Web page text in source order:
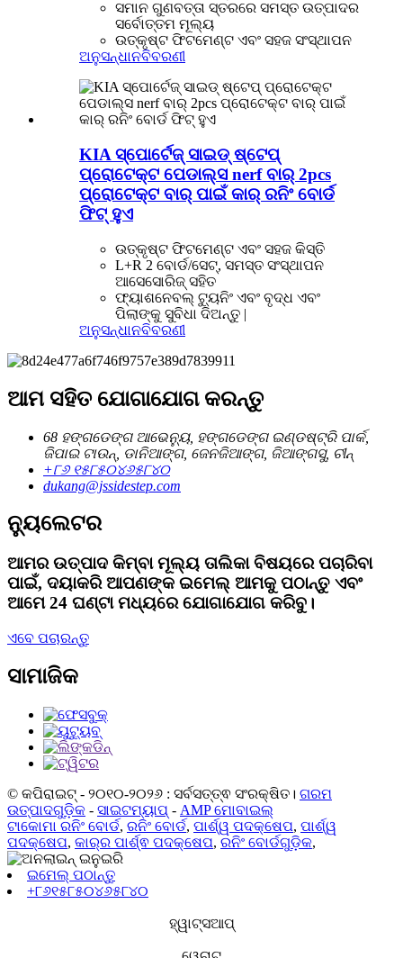
ସମାନ ଗୁଣବତ୍ତା ସ୍ତରରେ ସମସ୍ତ ଉତ୍ପାଦର
ସର୍ବୋତ୍ତମ ମୂଲ୍ୟ
ଉତ୍କୃଷ୍ଟ ଫିଟମେଣ୍ଟ ଏବଂ ସହଜ ସଂସ୍ଥାପନ
ଅନୁସନ୍ଧାନବିବରଣୀ
KIA ସ୍ପୋର୍ଟେଜ୍ ସାଇଡ୍ ଷ୍ଟେପ୍
ପ୍ରୋଟେକ୍ଟ ପେଡାଲ୍ସ nerf ବାର୍ 2pcs
ପ୍ରୋଟେକ୍ଟ ବାର୍ ପାଇଁ କାର୍ ରନିଂ ବୋର୍ଡ
ଫିଟ୍ ହୁଏ
ଉତ୍କୃଷ୍ଟ ଫିଟମେଣ୍ଟ ଏବଂ ସହଜ କିସ୍ତି
L+R 2 ବୋର୍ଡ/ସେଟ୍, ସମସ୍ତ ସଂସ୍ଥାପନ
ଆସେସୋରିଜ୍ ସହିତ
ଫ୍ୟାଶନେବଲ୍ ଟ୍ୟୁନିଂ ଏବଂ ବୃଦ୍ଧ ଏବଂ
ପିଲାଙ୍କୁ ସୁବିଧା ଦିଅନ୍ତୁ |
ଅନୁସନ୍ଧାନବିବରଣୀ
ଆମ ସହିତ ଯୋଗାଯୋଗ କରନ୍ତୁ
68 ହଙ୍ଗଡେଙ୍ଗ ଆଭେନ୍ୟୁ, ହଙ୍ଗଡେଙ୍ଗ ଇଣ୍ଡଷ୍ଟ୍ରି ପାର୍କ,
ଜିପାଇ ଟାଉନ୍, ଡାନିଆଙ୍ଗ, ଜେନଜିଆଙ୍ଗ, ଜିଆଙ୍ଗସୁ, ଚୀନ୍
+୮୬ ୧୫୮୫୦୪୬୫୮୪୦
dukang@jssidestep.com
ନ୍ୟୁଲେଟର
ଆମର ଉତ୍ପାଦ କିମ୍ବା ମୂଲ୍ୟ ତାଲିକା ବିଷୟରେ ପଚାରିବା
ପାଇଁ, ଦୟାକରି ଆପଣଙ୍କ ଇମେଲ୍ ଆମକୁ ପଠାନ୍ତୁ ଏବଂ
ଆମେ 24 ଘଣ୍ଟା ମଧ୍ୟରେ ଯୋଗାଯୋଗ କରିବୁ।
ଏବେ ପଚାରନ୍ତୁ
ସାମାଜିକ
© କପିରାଇଟ୍ - ୨୦୧୦-୨୦୨୬ : ସର୍ବସତ୍ତ୍ଵ ସଂରକ୍ଷିତ। ଗରମ
ଉତ୍ପାଦଗୁଡ଼ିକ - ସାଇଟମ୍ୟାପ୍ - AMP ମୋବାଇଲ୍
ଟାକୋମା ରନିଂ ବୋର୍ଡ, ରନିଂ ବୋର୍ଡ, ପାର୍ଶ୍ୱ ପଦକ୍ଷେପ, ପାର୍ଶ୍ୱ
ପଦକ୍ଷେପ, କାର୍‌ର ପାର୍ଶ୍ଵ ପଦକ୍ଷେପ, ରନିଂ ବୋର୍ଡଗୁଡ଼ିକ,
ଇମେଲ୍ ପଠାନ୍ତୁ
+୮୬୧୫୮୫୦୪୬୫୮୪୦
ହ୍ୱାଟ୍ସଆପ୍